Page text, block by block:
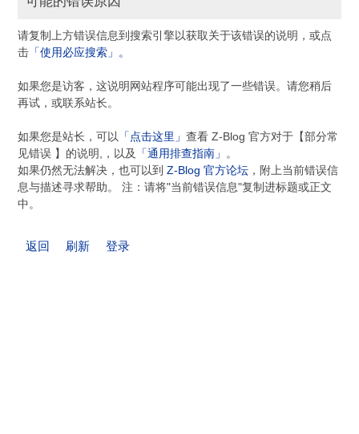
请复制上方错误信息到搜索引擎以获取关于该错误的说明，或点
击 「使用必应搜索」。
如果您是访客，这说明网站程序可能出现了一些错误。请您稍后
再试，或联系站长。
如果您是站长，可以 「点击这里」查看 Z-Blog 官方对于【部分常
见错误 】的说明,，以及
「通用排查指南」 。
如果仍然无法解决，也可以到Z-Blog 官方论坛 ，附上当前错误信
息与描述寻求帮助。 注：请将"当前错误信息"复制进标题或正文
中。
返回 刷新 登录